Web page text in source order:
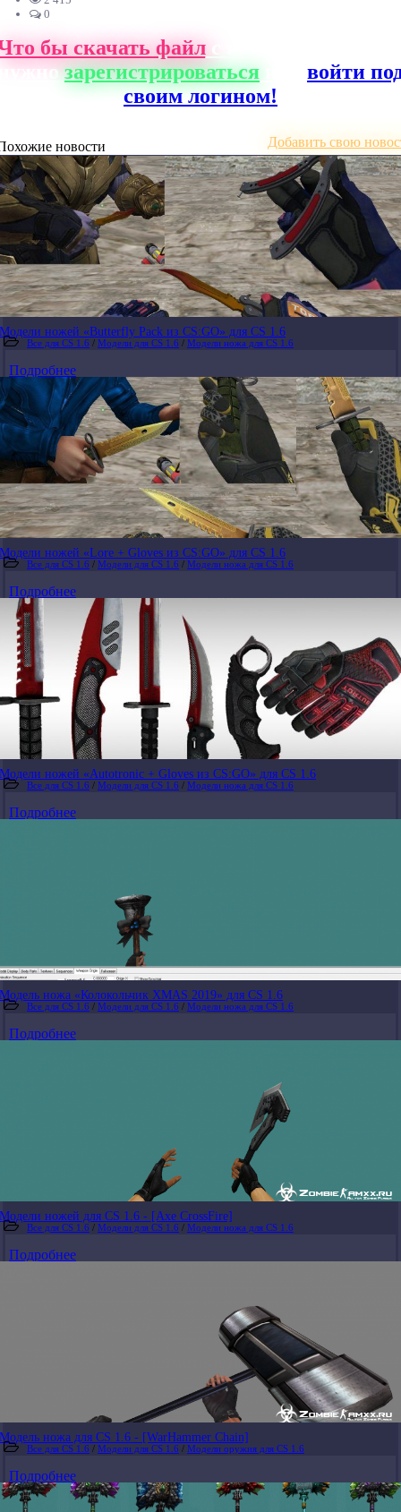
0
бы скачать файлс нашего сайта,
зарегистрироваться
войти
своим логином!
новости Добавить свою
Модели ножей «Butterfly Pack из CS:GO» для CS 1.6
Все для CS 1.6 / Модели для CS 1.6 / Модели ножа для CS 1.6
Подробнее
Модели ножей «Lore + Gloves из CS:GO» для CS 1.6
Все для CS 1.6 / Модели для CS 1.6 / Модели ножа для CS 1.6
Подробнее
Модели ножей «Autotronic + Gloves из CS:GO» для CS 1.6
Все для CS 1.6 / Модели для CS 1.6 / Модели ножа для CS 1.6
Подробнее
Модель ножа «Колокольчик XMAS 2019» для CS 1.6
Все для CS 1.6 / Модели для CS 1.6 / Модели ножа для CS 1.6
Подробнее
Модели ножей для CS 1.6 - [Axe CrossFire]
Все для CS 1.6 / Модели для CS 1.6 / Модели ножа для CS 1.6
Подробнее
Модель ножа для CS 1.6 - [WarHammer Chain]
Все для CS 1.6 / Модели для CS 1.6 / Модели оружия для CS 1.6
Подробнее